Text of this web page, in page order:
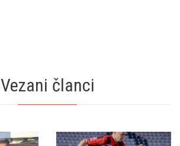
Vezani članci